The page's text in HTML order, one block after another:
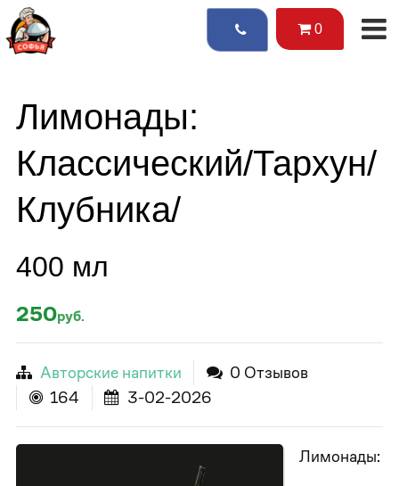
0
Лимонады:
Классический/Тархун/
Клубника/
400 мл
250руб.
Авторские напитки
0 Отзывов
164
3-02-2026
Лимонады: